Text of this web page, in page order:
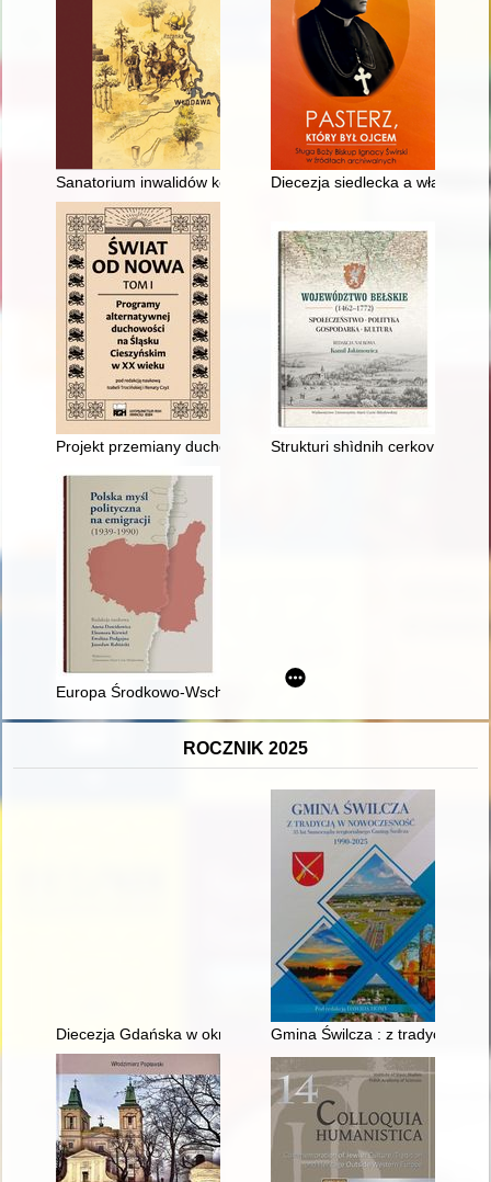
Sanatorium inwalidów kolejowych pod Włodawą (1888-1915)
Diecezja siedlecka a władza
Projekt przemiany duchowej w koncepcji Bractwa Odrodzenia
Strukturi shìdnih cerkov na
Europa Środkowo-Wschodnia w koncepcjach Ministerstwa
ROCZNIK 2025
Diecezja Gdańska w okresie komunizmu (1945-1989) : rys
Gmina Świlcza : z tradycją w